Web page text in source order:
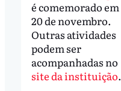
é comemorado em
20 de novembro.
Outras atividades
podem ser
acompanhadas no
site da instituição.